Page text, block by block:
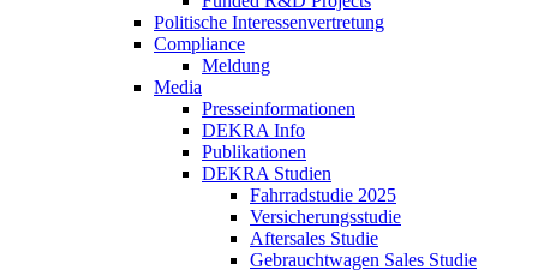
Politische Interessenvertretung
Compliance
Meldung
Media
Presseinformationen
DEKRA Info
Publikationen
DEKRA Studien
Fahrradstudie 2025
Versicherungsstudie
Aftersales Studie
Gebrauchtwagen Sales Studie